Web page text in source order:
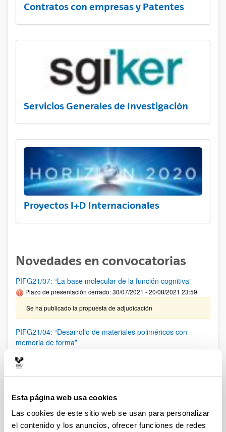
Esta página web usa cookies
Las cookies de este sitio web se usan para personalizar
el contenido y los anuncios, ofrecer funciones de redes
Contratos con empresas y Patentes
Servicios Generales de Investigación
Proyectos I+D Internacionales
Novedades en convocatorias
PIFG21/07: “La base molecular de la función cognitiva”
Plazo de presentación cerrado: 30/07/2021 - 20/08/2021 23:59
Se ha publicado la propuesta de adjudicación
PIFG21/04: “Desarrollo de materiales poliméricos con
memoria de forma”
PIFG21/05: “Desarrollo de biomateriales dinámicos.”
Plazo de presentación cerrado: 27/07/2021 - 17/08/2021 23:59
Se ha publicado la propuesta de adjudicación